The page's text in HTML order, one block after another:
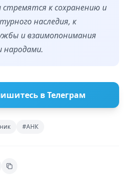
к сохранению и
наследия, к
и взаимопонимания
народами.
в Телеграм
#АНК